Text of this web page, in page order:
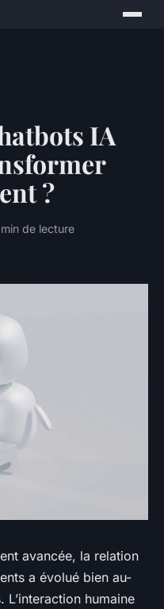
IA
?
de lecture
avancée, la relation
a évolué bien au-
humaine